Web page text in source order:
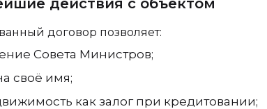
действия с объектом
договор позволяет:
Совета Министров;
своё имя;
как залог при кредитовании;